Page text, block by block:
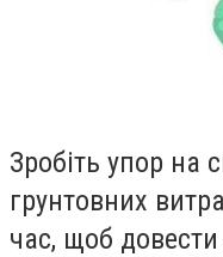
Зробiть упор на
грунтовних
час, щоб